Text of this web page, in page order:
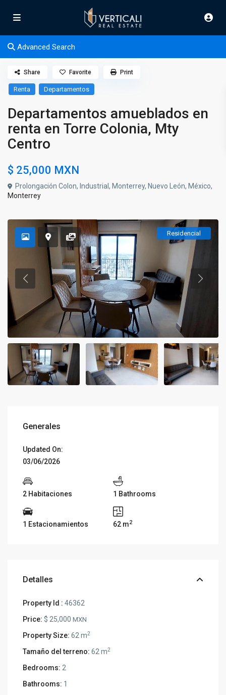
Advanced Search
Renta Departamentos
Departamentos amueblados en
renta en Torre Colonia, Mty
Centro
$ 25,000 MXN
Prolongación Colon, Industrial, Monterrey, Nuevo León, México,
Monterrey
Share Favorite Print
Residencial
Generales
Updated On:
03/06/2026
2 Habitaciones 1 Bathrooms
1 Estacionamientos 62 m2
Detalles
Property Id : 46362
Price: $ 25,000MXN
Property Size: 62 m2
Tamaño del terreno: 62 m2
Bedrooms: 2
Bathrooms: 1